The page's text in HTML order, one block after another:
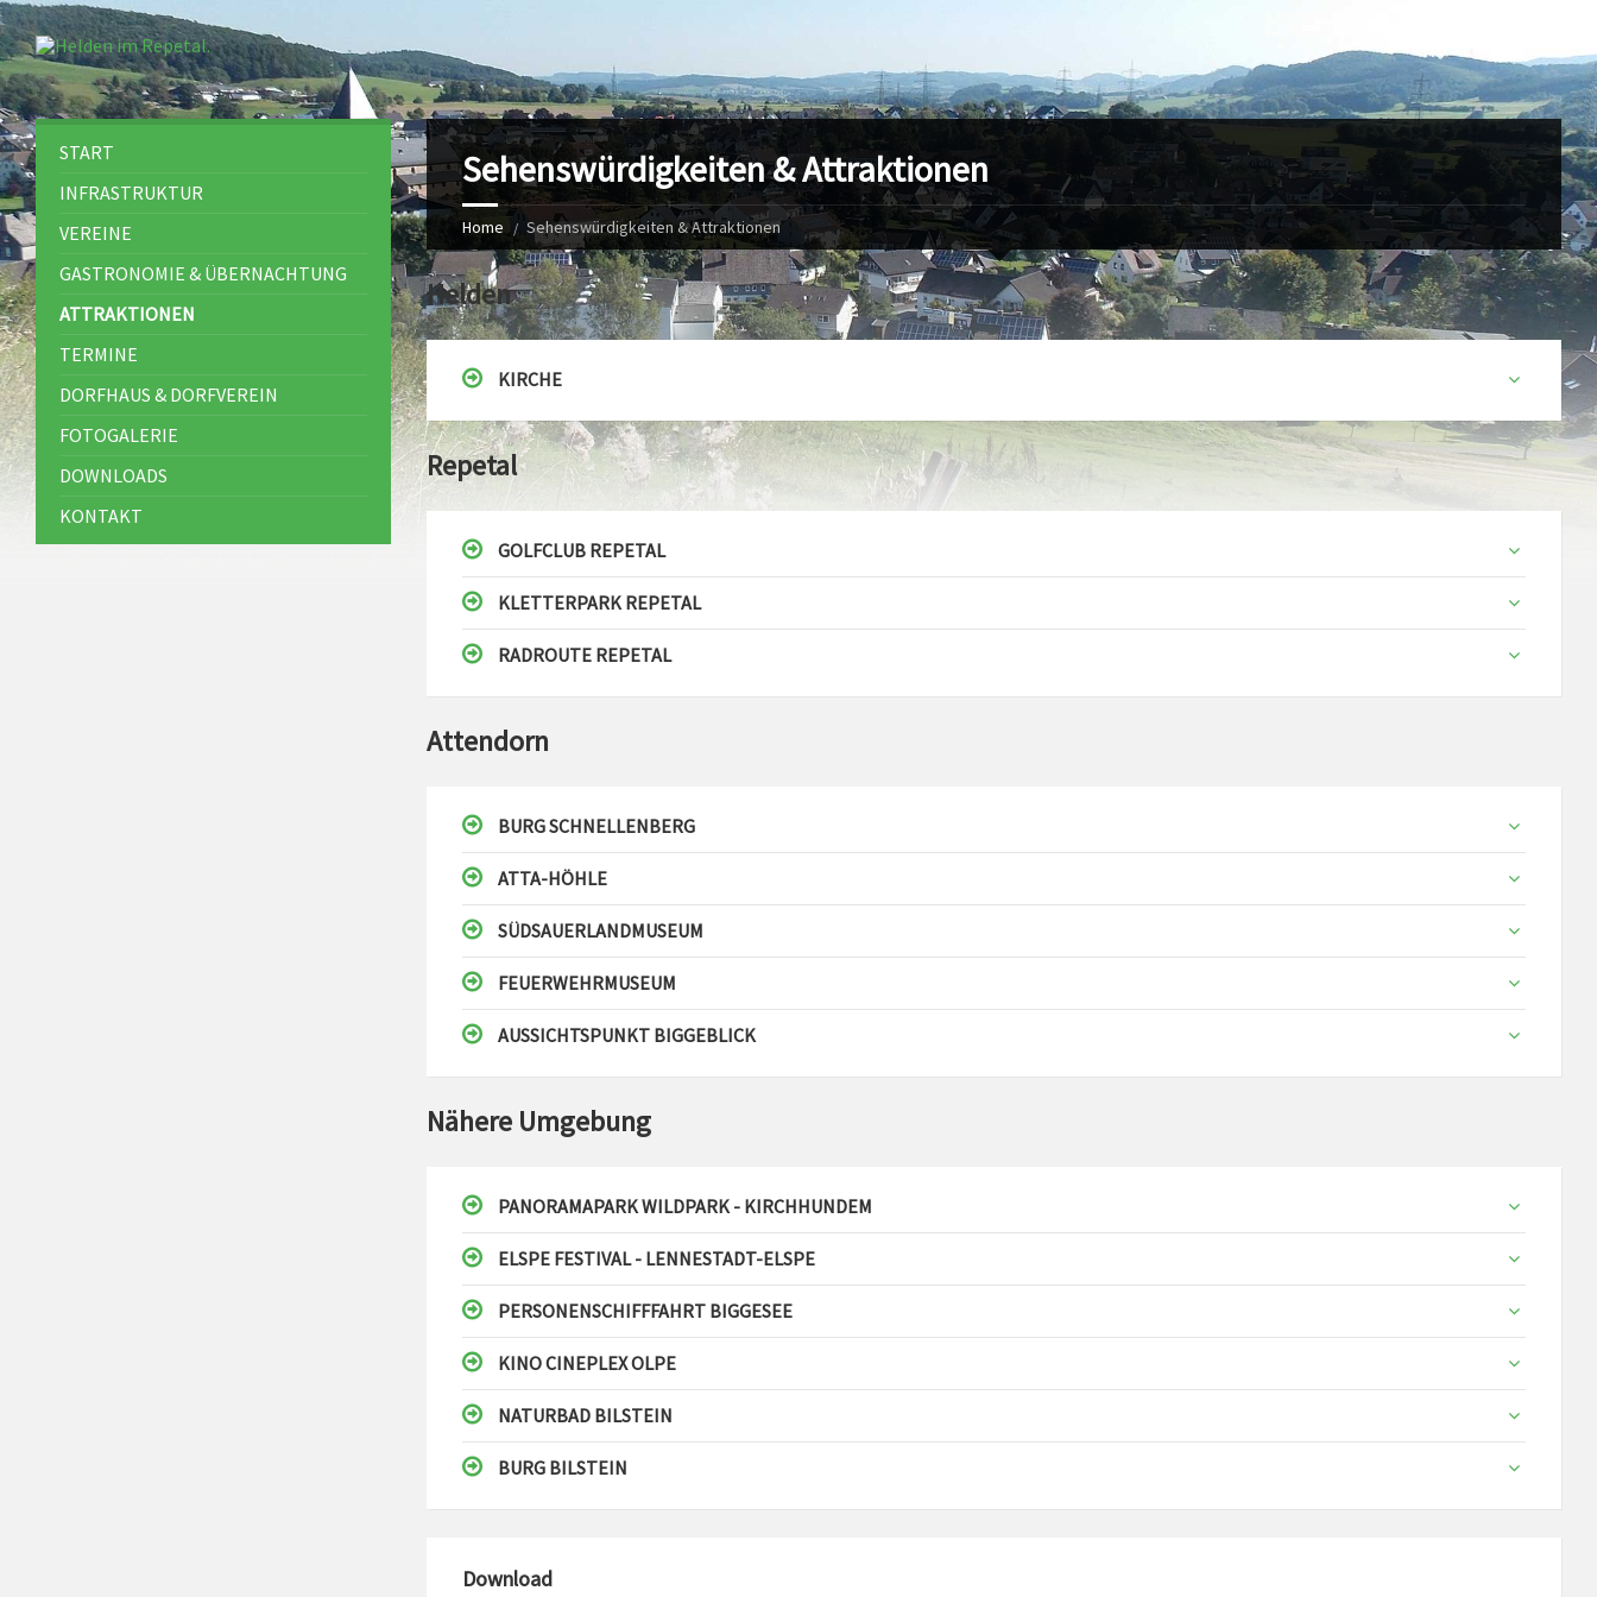
Sehenswürdigkeiten & Attraktionen
Home Sehenswürdigkeiten & Attraktionen
Helden
KIRCHE
Repetal
GOLFCLUB REPETAL
KLETTERPARK REPETAL
RADROUTE REPETAL
Attendorn
BURG SCHNELLENBERG
ATTA-HÖHLE
SÜDSAUERLANDMUSEUM
FEUERWEHRMUSEUM
AUSSICHTSPUNKT BIGGEBLICK
Nähere Umgebung
PANORAMAPARK WILDPARK - KIRCHHUNDEM
ELSPE FESTIVAL - LENNESTADT-ELSPE
PERSONENSCHIFFFAHRT BIGGESEE
KINO CINEPLEX OLPE
NATURBAD BILSTEIN
BURG BILSTEIN
Download
START
INFRASTRUKTUR
VEREINE
GASTRONOMIE & ÜBERNACHTUNG
ATTRAKTIONEN
TERMINE
DORFHAUS & DORFVEREIN
FOTOGALERIE
DOWNLOADS
KONTAKT